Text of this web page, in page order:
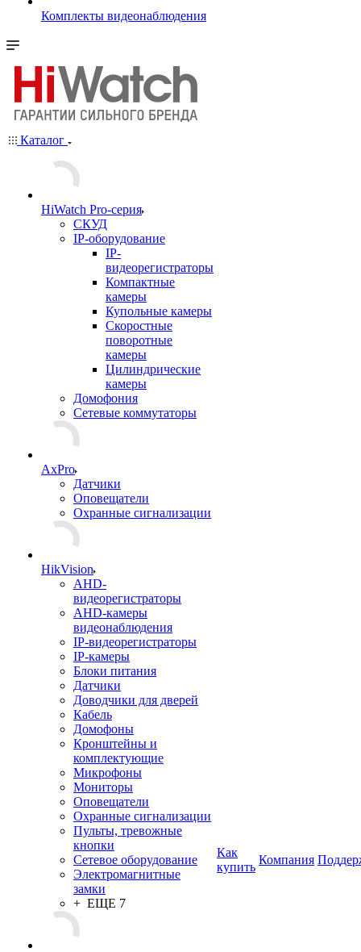
Комплекты видеонаблюдения
Каталог
HiWatch Pro-серия
CКУД
IP-оборудование
IP-
видеорегистраторы
Компактные
камеры
Купольные камеры
Скоростные
поворотные
камеры
Цилиндрические
камеры
Домофония
Сетевые коммутаторы
AxPro
Датчики
Оповещатели
Охранные сигнализации
HikVision
AHD-
видеорегистраторы
AHD-камеры
видеонаблюдения
IP-видеорегистраторы
IP-камеры
Блоки питания
Датчики
Доводчики для дверей
Кабель
Домофоны
Кронштейны и
комплектующие
Микрофоны
Мониторы
Оповещатели
Охранные сигнализации
Пульты, тревожные
кнопки
Сетевое оборудование
Электромагнитные
замки
+ ЕЩЕ 7
Как
купить
Компания